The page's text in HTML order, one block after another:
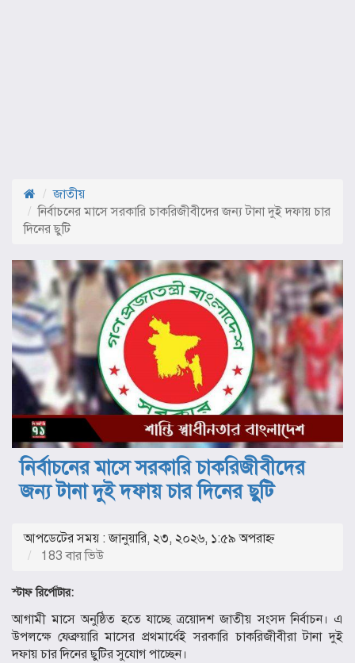
জাতীয়
নির্বাচনের মাসে সরকারি চাকরিজীবীদের জন্য টানা দুই দফায় চার
দিনের ছুটি
নির্বাচনের মাসে সরকারি চাকরিজীবীদের
জন্য টানা দুই দফায় চার দিনের ছুটি
আপডেটের সময় : জানুয়ারি, ২৩, ২০২৬, ১:৫৯ অপরাহ্ণ
183 বার ভিউ
স্টাফ রির্পোটার:
আগামী মাসে অনুষ্ঠিত হতে যাচ্ছে ত্রয়োদশ জাতীয় সংসদ নির্বাচন। এ
উপলক্ষে ফেব্রুয়ারি মাসের প্রথমার্ধেই সরকারি চাকরিজীবীরা টানা দুই
দফায় চার দিনের ছুটির সুযোগ পাচ্ছেন।